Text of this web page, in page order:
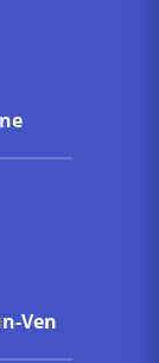
un
presupposti
Ven